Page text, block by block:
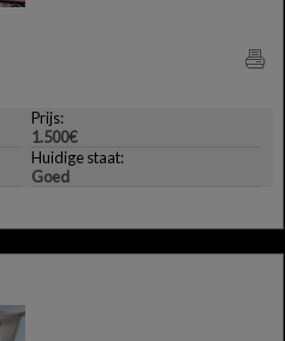
Prijs:
1.500€
Huidige staat:
Goed